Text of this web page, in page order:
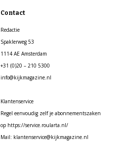
Contact
Redactie
Spaklerweg 53
1114 AE Amsterdam
+31 (0)20 – 210 5300
info@kijkmagazine.nl
Klantenservice
Regel eenvoudig zelf je abonnementszaken
op https://service.roularta.nl/
Mail: klantenservice@kijkmagazine.nl